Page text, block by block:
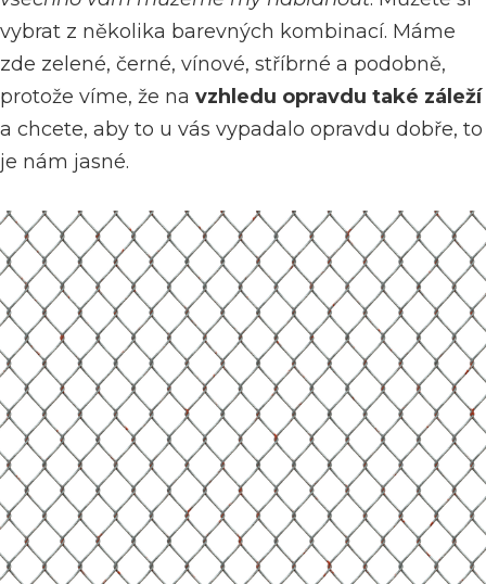
vybrat z několika barevných kombinací. Máme
zde zelené, černé, vínové, stříbrné a podobně,
protože víme, že na vzhledu opravdu také záleží
a chcete, aby to u vás vypadalo opravdu dobře, to
je nám jasné.